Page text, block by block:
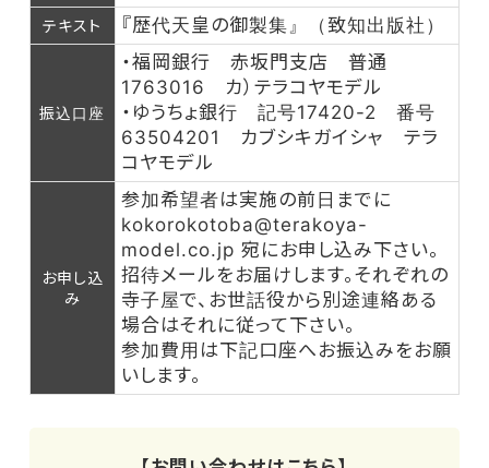
テキスト 『歴代天皇の御製集』（致知出版社）
振込口座
・福岡銀行 赤坂門支店 普通
1763016 カ）テラコヤモデル
・ゆうちょ銀行 記号17420-2 番号
63504201 カブシキガイシャ テラ
コヤモデル
お申し込
み
参加希望者は実施の前日までに
kokorokotoba@terakoya-
model.co.jp 宛にお申し込み下さい。
招待メールをお届けします。それぞれの
寺子屋で、お世話役から別途連絡ある
場合はそれに従って下さい。
参加費用は下記口座へお振込みをお願
いします。